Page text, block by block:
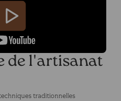
de l'artisanat
traditionnelles